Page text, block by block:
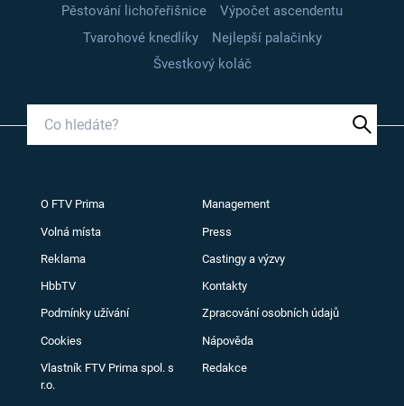
Pěstování lichořeřišnice
Výpočet ascendentu
Tvarohové knedlíky
Nejlepší palačinky
Švestkový koláč
O FTV Prima Management
Volná místa Press
Reklama Castingy a výzvy
HbbTV Kontakty
Podmínky užívání Zpracování osobních údajů
Cookies Nápověda
Vlastník FTV Prima spol. s
r.o.
Redakce